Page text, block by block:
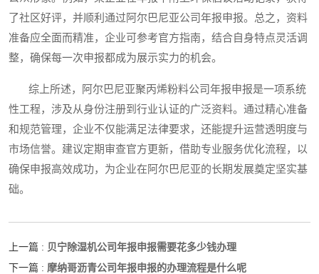
了社区好评，并顺利通过阿尔巴尼亚公司年报申报。总之，资料
准备应全面而精准，企业可参考官方指南，结合自身特点灵活调
整，确保每一次申报都成为展示实力的机会。
综上所述，阿尔巴尼亚聚丙烯粉料公司年报申报是一项系统
性工程，涉及从身份注册到行业认证的广泛资料。通过精心准备
和规范管理，企业不仅能满足法律要求，还能提升运营透明度与
市场信誉。建议定期审查官方更新，借助专业服务优化流程，以
确保申报高效成功，为企业在阿尔巴尼亚的长期发展奠定坚实基
础。
上一篇 : 贝宁除湿机公司年报申报需要花多少钱办理
下一篇 : 摩纳哥沥青公司年报申报的办理流程是什么呢